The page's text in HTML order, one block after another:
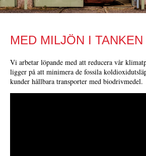
MED MILJÖN I TANKEN
Vi arbetar löpande med att reducera vår
ligger på att minimera de fossila
kunder hållbara transporter med biodrivmedel.